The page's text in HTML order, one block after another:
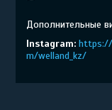
Instagram https://
m/welland_kz/